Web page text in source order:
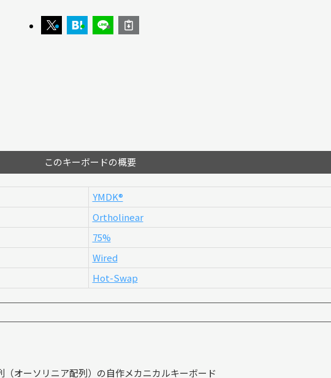
このキーボードの概要
YMDK®︎
Ortholinear
75%
Wired
Hot-Swap
オーソリニア配列）の自作メカニカルキーボード